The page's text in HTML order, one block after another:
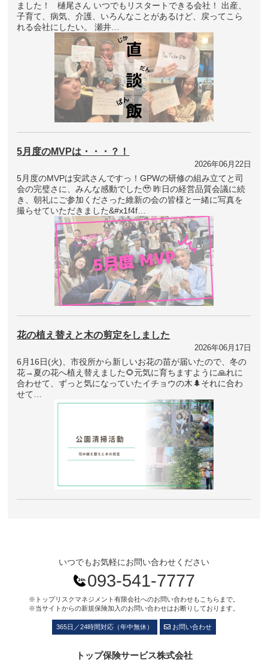
ました！ 樋尾さん いつでもリスタートできる会社！ 出産、
子育て、病気、介護、いろんなことがあるけど、戻ってこら
れる会社にしたい。 瀬井…
5月度のMVPは・・・？！
2026年06月22日
5月度のMVPは安武さんですっ！GPWの研修の組み立てと司
会の完璧さに、みんな感動でした🥹 昨日の経営品質会議に続
き、朝礼にご参加くださった維新の会の皆様と一緒に写真を
撮らせていただきました&#x1f4f…
花の植え替えと木の剪定をしました
2026年06月17日
6月16日(火)、市役所から新しいお花の苗が届いたので、冬の
花→夏の花へ植え替えました🌻元気に育ちますように🙏れに
合わせて、ずっと気になっていたイチョウの木🌲それに合わ
せて…
いつでもお気軽にお問い合わせください
093-541-7777
※トップリスクマネジメント有限会社へのお問い合わせもこちらまで。
※当サイトからの新規保険加入のお問い合わせはお断りしております。
365日／24時間対応（年中無休） お問い合わせ
トップ保険サービス株式会社